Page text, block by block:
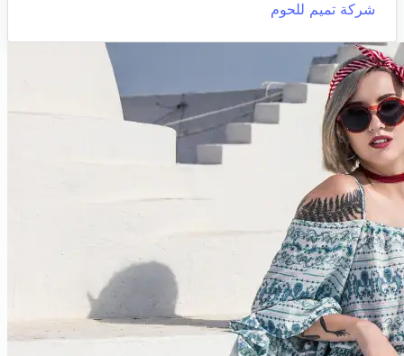
شركة تميم للحوم